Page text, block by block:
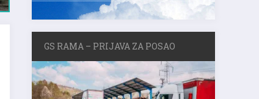
GS RAMA – PRIJAVA ZA POSAO